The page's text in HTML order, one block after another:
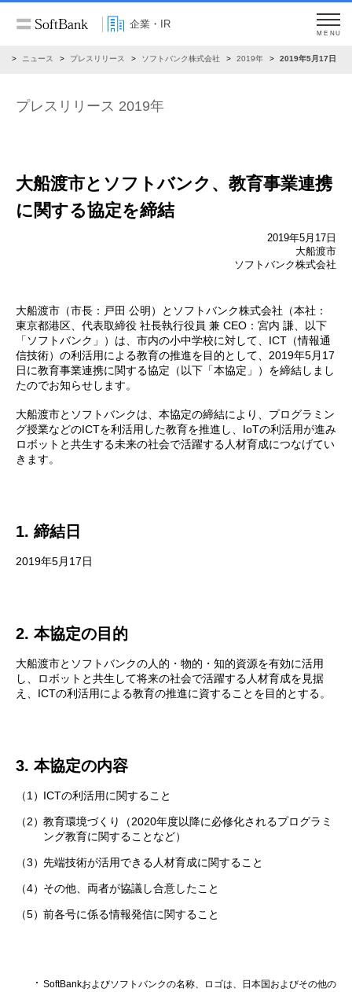
企業・IR
MENU
ニュース プレスリリース ソフトバンク株式会社 2019年 2019年5月17日
プレスリリース 2019年
大船渡市とソフトバンク、教育事業連携
に関する協定を締結
2019年5月17日
大船渡市
ソフトバンク株式会社
大船渡市（市長：戸田 公明）とソフトバンク株式会社（本社：
東京都港区、代表取締役 社長執行役員 兼 CEO：宮内 謙、以下
「ソフトバンク」）は、市内の小中学校に対して、ICT（情報通
信技術）の利活用による教育の推進を目的として、2019年5月17
日に教育事業連携に関する協定（以下「本協定」）を締結しまし
たのでお知らせします。
大船渡市とソフトバンクは、本協定の締結により、プログラミン
グ授業などのICTを利活用した教育を推進し、IoTの利活用が進み
ロボットと共生する未来の社会で活躍する人材育成につなげてい
きます。
1. 締結日
2019年5月17日
2. 本協定の目的
大船渡市とソフトバンクの人的・物的・知的資源を有効に活用
し、ロボットと共生して将来の社会で活躍する人材育成を見据
え、ICTの利活用による教育の推進に資することを目的とする。
3. 本協定の内容
（1） ICTの利活用に関すること
（2）教育環境づくり（2020年度以降に必修化されるプログラミ
ング教育に関することなど）
（3）先端技術が活用できる人材育成に関すること
（4） その他、両者が協議し合意したこと
（5）前各号に係る情報発信に関すること
SoftBankおよびソフトバンクの名称、ロゴは、日本国およびその他の